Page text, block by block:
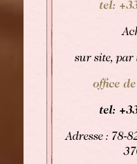
tel:
sur site, par
office
tel:
Adresse : 78-